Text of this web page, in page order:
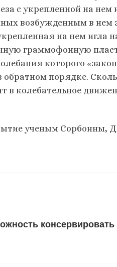
с укрепленной на
возбужденным в нем
на нем игла
граммофонную
которого
обратном порядке.
в колебательное
ученым Сорбонны,
консервировать